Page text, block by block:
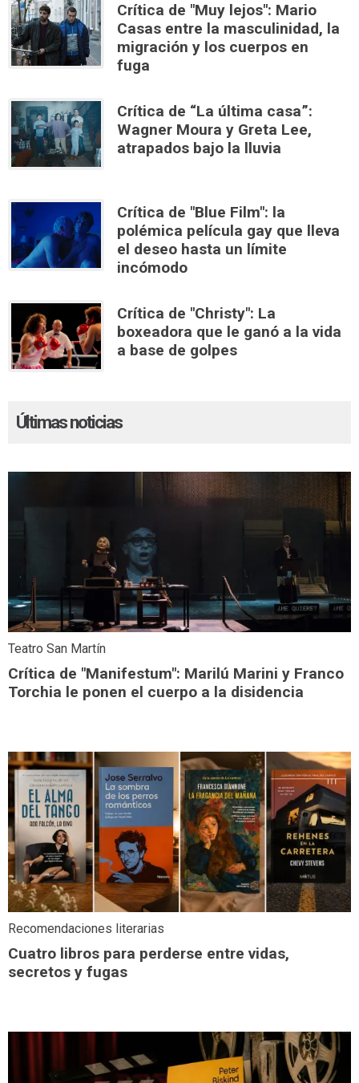
Crítica de "Muy lejos": Mario
Casas entre la masculinidad, la
migración y los cuerpos en
fuga
Crítica de “La última casa”:
Wagner Moura y Greta Lee,
atrapados bajo la lluvia
Crítica de "Blue Film": la
polémica película gay que lleva
el deseo hasta un límite
incómodo
Crítica de "Christy": La
boxeadora que le ganó a la vida
a base de golpes
Últimas noticias
Teatro San Martín
Crítica de "Manifestum": Marilú Marini y Franco
Torchia le ponen el cuerpo a la disidencia
Recomendaciones literarias
Cuatro libros para perderse entre vidas,
secretos y fugas